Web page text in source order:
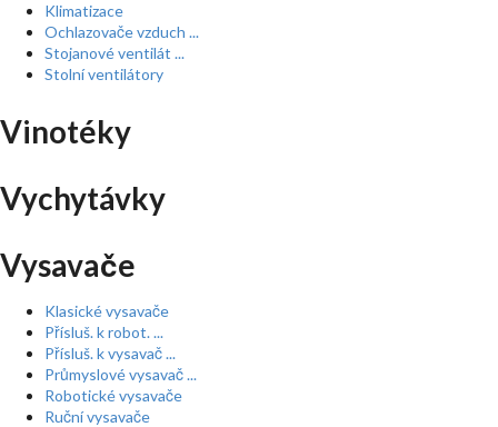
Klimatizace
Ochlazovače vzduch ...
Stojanové ventilát ...
Stolní ventilátory
Vinotéky
Vychytávky
Vysavače
Klasické vysavače
Přísluš. k robot. ...
Přísluš. k vysavač ...
Průmyslové vysavač ...
Robotické vysavače
Ruční vysavače